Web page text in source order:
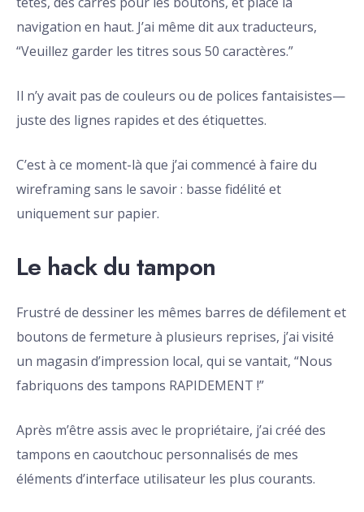
navigation en haut. J’ai même dit aux traducteurs,
“Veuillez garder les titres sous 50 caractères.”
Il n’y avait pas de couleurs ou de polices fantaisistes—
juste des lignes rapides et des étiquettes.
C’est à ce moment-là que j’ai commencé à faire du
wireframing sans le savoir : basse fidélité et
uniquement sur papier.
Le hack du tampon
Frustré de dessiner les mêmes barres de défilement et
boutons de fermeture à plusieurs reprises, j’ai visité
un magasin d’impression local, qui se vantait, “Nous
fabriquons des tampons RAPIDEMENT !”
Après m’être assis avec le propriétaire, j’ai créé des
tampons en caoutchouc personnalisés de mes
éléments d’interface utilisateur les plus courants.